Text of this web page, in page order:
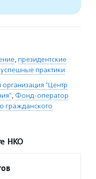
, президентские
успешные практики
"Центр
, Фонд-оператор
гражданского
НКО